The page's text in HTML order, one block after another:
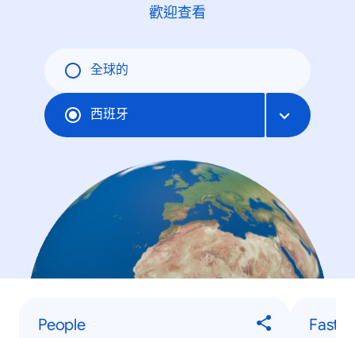
歡迎查看
全球的
西班牙
People